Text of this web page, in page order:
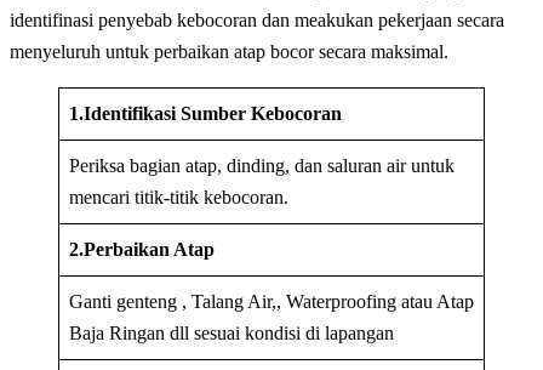
identifinasi penyebab kebocoran dan meakukan pekerjaan secara
menyeluruh untuk perbaikan atap bocor secara maksimal.
1.Identifikasi Sumber Kebocoran
Periksa bagian atap, dinding, dan saluran air untuk
mencari titik-titik kebocoran.
2.Perbaikan Atap
Ganti genteng , Talang Air,, Waterproofing atau Atap
Baja Ringan dll sesuai kondisi di lapangan